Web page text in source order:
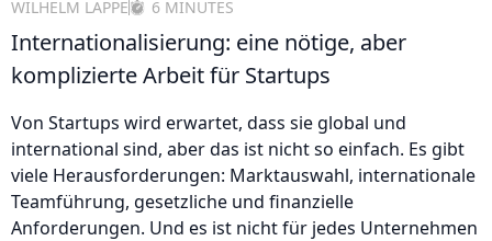
WILHELM LAPPE 6 MINUTES
Internationalisierung: eine nötige, aber
komplizierte Arbeit für Startups
Von Startups wird erwartet, dass sie global und
international sind, aber das ist nicht so einfach. Es gibt
viele Herausforderungen: Marktauswahl, internationale
Teamführung, gesetzliche und finanzielle
Anforderungen. Und es ist nicht für jedes Unternehmen